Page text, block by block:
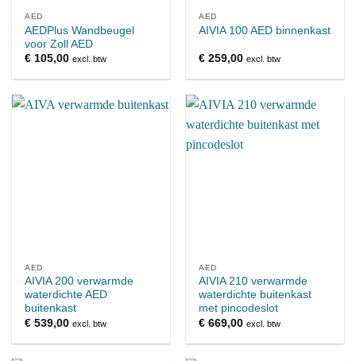
AED
AEDPlus Wandbeugel
voor Zoll AED
€ 105,00 excl. btw
AED
AIVIA 100 AED binnenkast
€ 259,00 excl. btw
AED
AIVIA 200 verwarmde
waterdichte AED
buitenkast
€ 539,00 excl. btw
AED
AIVIA 210 verwarmde
waterdichte buitenkast
met pincodeslot
€ 669,00 excl. btw